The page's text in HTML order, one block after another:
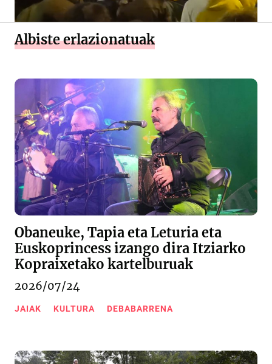
Albiste erlazionatuak
Obaneuke, Tapia eta Leturia eta
Euskoprincess izango dira Itziarko
Kopraixetako kartelburuak
2026/07/24
JAIAK KULTURA DEBABARRENA